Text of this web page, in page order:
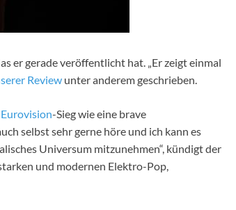
er gerade veröffentlicht hat. „Er zeigt einmal
Review unter anderem geschrieben.
Eurovision-Sieg wie eine brave
selbst sehr gerne höre und ich kann es
Universum mitzunehmen“, kündigt der
und modernen Elektro-Pop,